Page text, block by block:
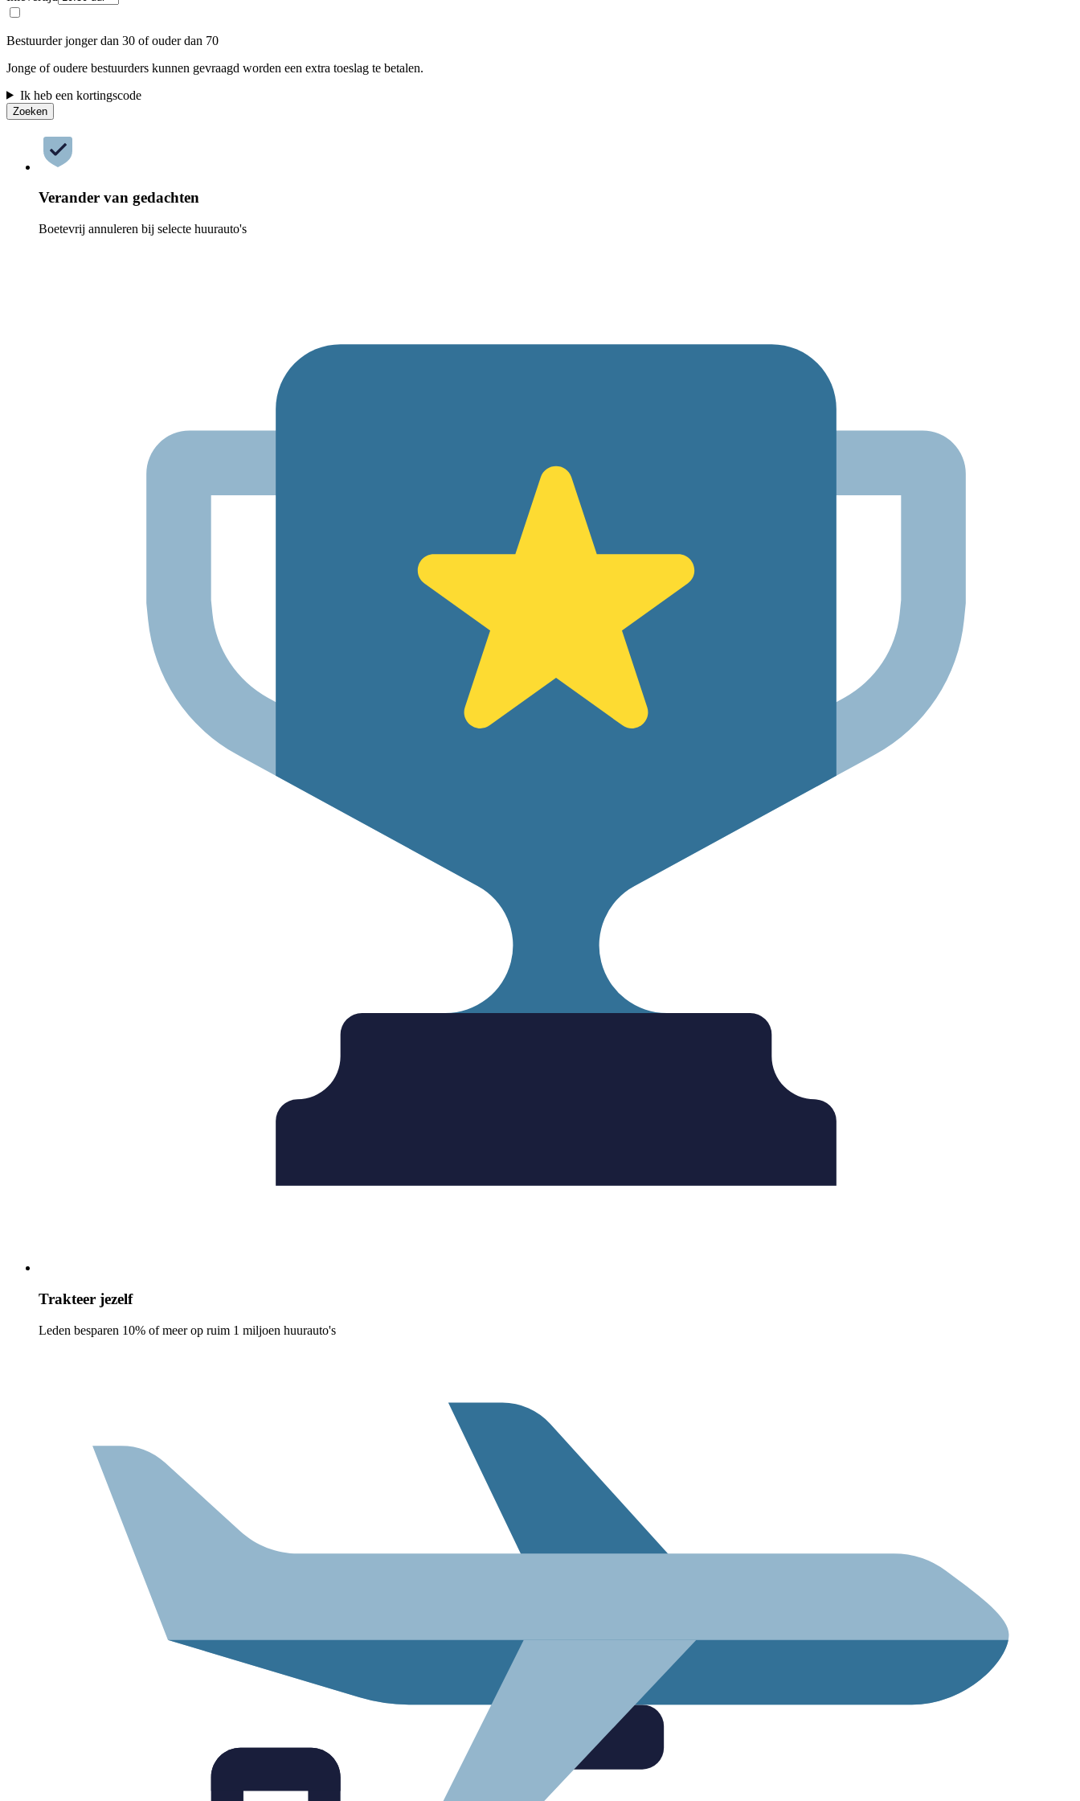
Bestuurder jonger dan 30 of ouder dan 70
Jonge of oudere bestuurders kunnen gevraagd worden een extra toeslag te betalen.
Ik heb een kortingscode
Zoeken
Verander van gedachten
Boetevrij annuleren bij selecte huurauto's
Trakteer jezelf
Leden besparen 10% of meer op ruim 1 miljoen huurauto's